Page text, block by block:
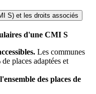
S) et les droits associés
d'une CMI S
Les communes
places adaptées et
des places de